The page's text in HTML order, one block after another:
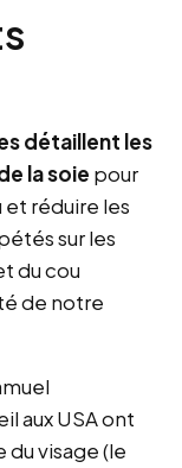
détaillent les
la soie pour
et réduire les
sur les
du cou
de notre
aux USA ont
visage (le